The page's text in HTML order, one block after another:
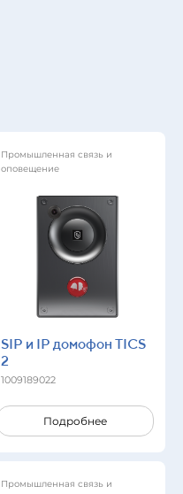
Промышленная связь и
оповещение
SIP и IP домофон TICS
2
1009189022
Подробнее
Промышленная связь и